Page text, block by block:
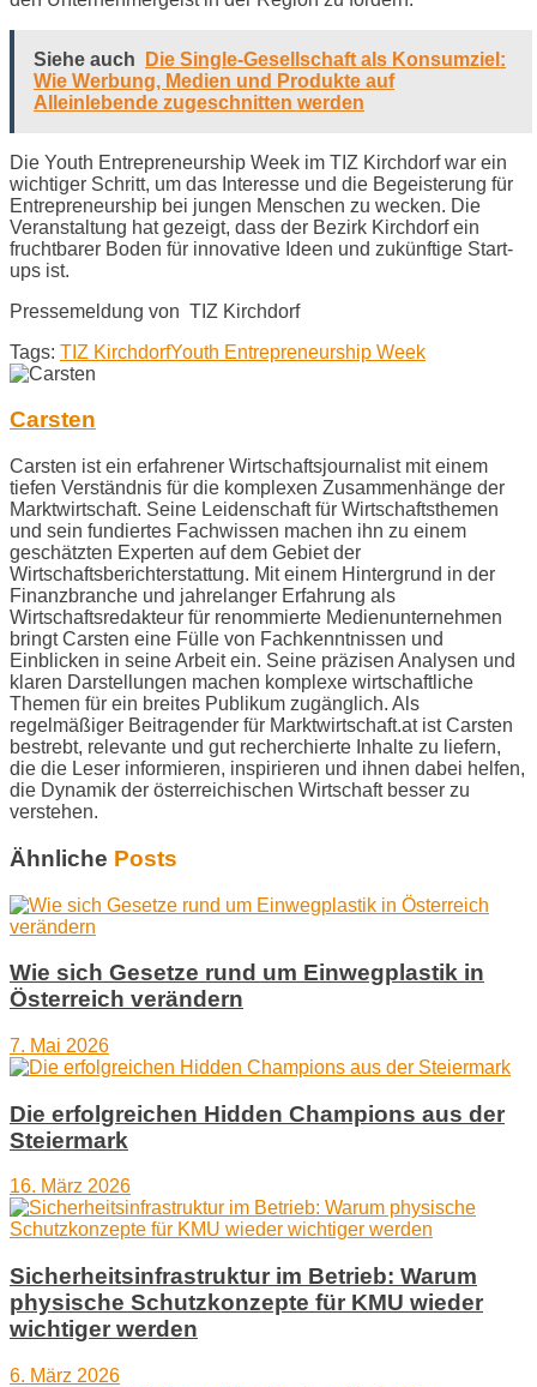
Siehe auch
Die Single-Gesellschaft als Konsumziel:
Wie Werbung, Medien und Produkte auf
Alleinlebende zugeschnitten werden
Die Youth Entrepreneurship Week im TIZ Kirchdorf war ein
wichtiger Schritt, um das Interesse und die Begeisterung für
Entrepreneurship bei jungen Menschen zu wecken. Die
Veranstaltung hat gezeigt, dass der Bezirk Kirchdorf ein
fruchtbarer Boden für innovative Ideen und zukünftige Start-
ups ist.
Pressemeldung von TIZ Kirchdorf
Tags: TIZ KirchdorfYouth Entrepreneurship Week
Carsten
Carsten ist ein erfahrener Wirtschaftsjournalist mit einem
tiefen Verständnis für die komplexen Zusammenhänge der
Marktwirtschaft. Seine Leidenschaft für Wirtschaftsthemen
und sein fundiertes Fachwissen machen ihn zu einem
geschätzten Experten auf dem Gebiet der
Wirtschaftsberichterstattung. Mit einem Hintergrund in der
Finanzbranche und jahrelanger Erfahrung als
Wirtschaftsredakteur für renommierte Medienunternehmen
bringt Carsten eine Fülle von Fachkenntnissen und
Einblicken in seine Arbeit ein. Seine präzisen Analysen und
klaren Darstellungen machen komplexe wirtschaftliche
Themen für ein breites Publikum zugänglich. Als
regelmäßiger Beitragender für Marktwirtschaft.at ist Carsten
bestrebt, relevante und gut recherchierte Inhalte zu liefern,
die die Leser informieren, inspirieren und ihnen dabei helfen,
die Dynamik der österreichischen Wirtschaft besser zu
verstehen.
Ähnliche Posts
Wie sich Gesetze rund um Einwegplastik in
Österreich verändern
7. Mai 2026
Die erfolgreichen Hidden Champions aus der
Steiermark
16. März 2026
Sicherheitsinfrastruktur im Betrieb: Warum
physische Schutzkonzepte für KMU wieder
wichtiger werden
6. März 2026